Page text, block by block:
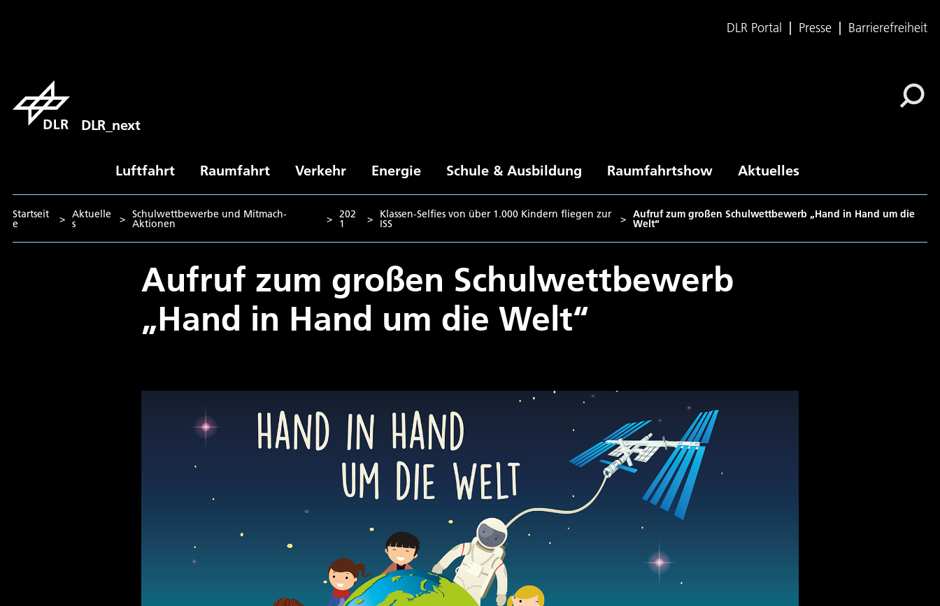
DLR Portal Presse Barrierefreiheit
DLR_next
Luftfahrt Raumfahrt Verkehr Energie Schule & Ausbildung Raumfahrtshow Aktuelles
Startseit
e > Aktuelle
s > Schulwettbewerbe und Mitmach-
Aktionen > 202
1 > Klassen-Selfies von über 1.000 Kindern fliegen zur
ISS > Aufruf zum großen Schulwettbewerb „Hand in Hand um die
Welt“
Aufruf zum großen Schulwettbewerb
„Hand in Hand um die Welt“